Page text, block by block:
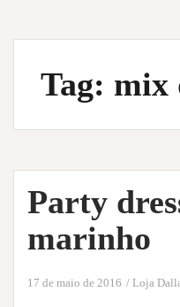
Tag: mix
Party
marinho
17 de maio de 2016 Loja